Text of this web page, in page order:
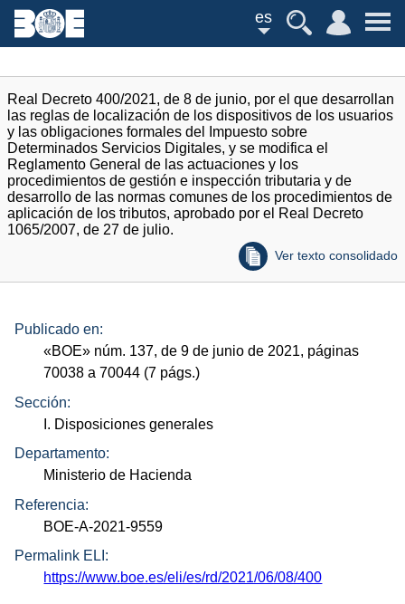
es
Real Decreto 400/2021, de 8 de junio, por el que desarrollan
las reglas de localización de los dispositivos de los usuarios
y las obligaciones formales del Impuesto sobre
Determinados Servicios Digitales, y se modifica el
Reglamento General de las actuaciones y los
procedimientos de gestión e inspección tributaria y de
desarrollo de las normas comunes de los procedimientos de
aplicación de los tributos, aprobado por el Real Decreto
1065/2007, de 27 de julio.
Ver texto consolidado
Publicado en:
«BOE» núm. 137, de 9 de junio de 2021, páginas
70038 a 70044 (7 págs.)
Sección:
I. Disposiciones generales
Departamento:
Ministerio de Hacienda
Referencia:
BOE-A-2021-9559
Permalink ELI:
https://www.boe.es/eli/es/rd/2021/06/08/400